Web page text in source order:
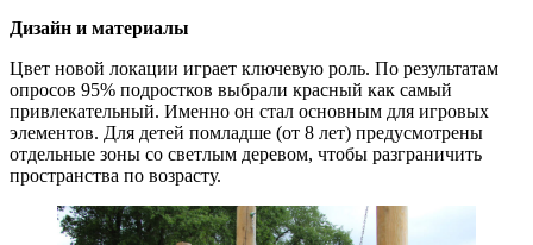
Дизайн и материалы
Цвет новой локации играет ключевую роль. По результатам
опросов 95% подростков выбрали красный как самый
привлекательный. Именно он стал основным для игровых
элементов. Для детей помладше (от 8 лет) предусмотрены
отдельные зоны со светлым деревом, чтобы разграничить
пространства по возрасту.